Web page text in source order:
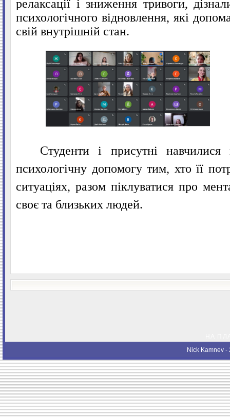
релаксації і зниження тривоги,
психологічного відновлення, які
свій внутрішній стан.
Студенти і присутні навчилися
психологічну допомогу тим, хто її
ситуаціях, разом піклуватися про
своє та близьких людей.
Nick Kamnev -